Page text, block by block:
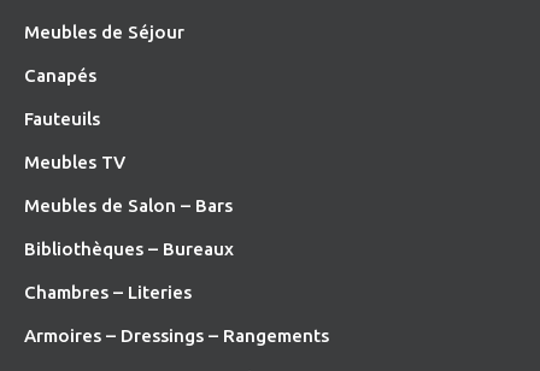
Meubles de Séjour
Canapés
Fauteuils
Meubles TV
Meubles de Salon – Bars
Bibliothèques – Bureaux
Chambres – Literies
Armoires – Dressings – Rangements